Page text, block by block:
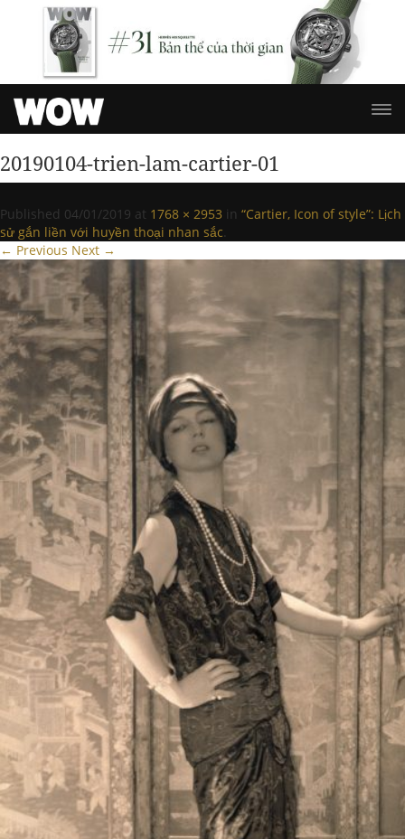
20190104-trien-lam-cartier-01
Published 04/01/2019 at 1768 × 2953 in “Cartier, Icon of style”: Lịch
sử gắn liền với huyền thoại nhan sắc.
← Previous Next →